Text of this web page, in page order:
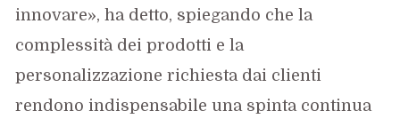
innovare», ha detto, spiegando che la
complessità dei prodotti e la
personalizzazione richiesta dai clienti
rendono indispensabile una spinta continua